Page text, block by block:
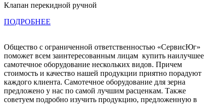
Клапан перекидной ручной
ПОДРОБНЕЕ
Общество с ограниченной ответственностью «СервисЮг»
поможет всем заинтересованным лицам купить наилучшее
самотечное оборудование нескольких видов. Причем
стоимость и качество нашей продукции приятно порадуют
каждого клиента. Самотечное оборудование для зерна
предложено у нас по самой лучшим расценкам. Также
советуем подробно изучить продукцию, предложенную в